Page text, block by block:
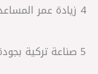
4 زيادة عمر المساعدات والعفشة بشكل عام.
5 صناعة تركية بجودة مقبولة وسعر منافس.